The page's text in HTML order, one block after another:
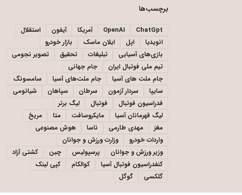
برچسب‌ها
ChatGpt
OpenAI آمریکا آیفون
استقلال
انویدیا
اپل ایلان ماسک
بازار خودرو
بازی‌های آسیایی
تبلیغات تحقیق
تصویر نجومی
تیم ملی فوتبال ایران
جام جهانی
جام ملت های آسیا
جام ملت‌های آسیا
سامسونگ
سایپا
سردار آزمون سرطان سپاهان
شیائومی
فدراسیون فوتبال
فوتبال
لیگ برتر
لیگ قهرمانان آسیا
مایکروسافت متا
مریخ
مغز
مهدی طارمی ناسا
هوش مصنوعی
واردات خودرو
وزارت ورزش و جوانان
وزیر ورزش و جوانان
پرسپولیس چین
کشتی آزاد
کنفدراسیون فوتبال آسیا
کوالکام
کپی لینک
گلکسی
گوگل